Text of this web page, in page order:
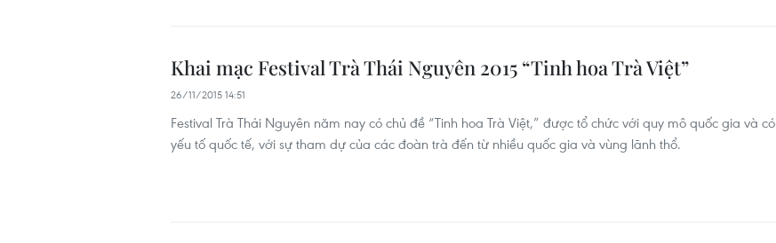
Khai mạc Festival Trà Thái Nguyên 2015 “Tinh hoa Trà Việt”
26/11/2015 14:51
Festival Trà Thái Nguyên năm nay có chủ đề “Tinh hoa Trà Việt,” được tổ chức với quy mô quốc gia và có
yếu tố quốc tế, với sự tham dự của các đoàn trà đến từ nhiều quốc gia và vùng lãnh thổ.